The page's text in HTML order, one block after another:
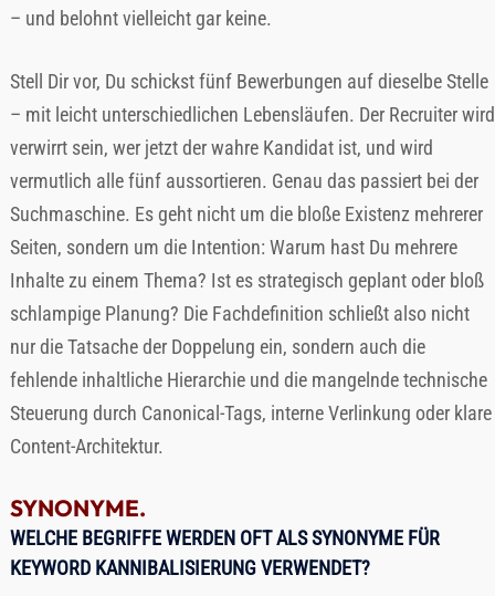
– und belohnt vielleicht gar keine.
Stell Dir vor, Du schickst fünf Bewerbungen auf dieselbe Stelle
– mit leicht unterschiedlichen Lebensläufen. Der Recruiter wird
verwirrt sein, wer jetzt der wahre Kandidat ist, und wird
vermutlich alle fünf aussortieren. Genau das passiert bei der
Suchmaschine. Es geht nicht um die bloße Existenz mehrerer
Seiten, sondern um die Intention: Warum hast Du mehrere
Inhalte zu einem Thema? Ist es strategisch geplant oder bloß
schlampige Planung? Die Fachdefinition schließt also nicht
nur die Tatsache der Doppelung ein, sondern auch die
fehlende inhaltliche Hierarchie und die mangelnde technische
Steuerung durch Canonical-Tags, interne Verlinkung oder klare
Content-Architektur.
SYNONYME.
WELCHE BEGRIFFE WERDEN OFT ALS SYNONYME FÜR
KEYWORD KANNIBALISIERUNG VERWENDET?